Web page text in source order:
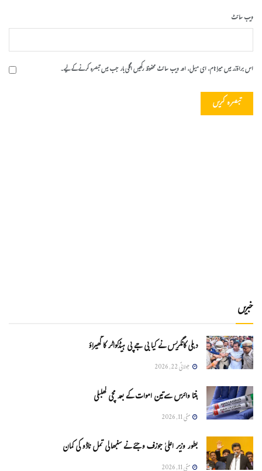
ویب‌ سائٹ
اس براؤزر میں میرا نام، ای میل، اور ویب سائٹ محفوظ رکھیں اگلی بار جب میں تبصرہ کرنے کےلیے۔
خبریں
دہلی کانگریس نے کیا بی جے پی ہیڈکواٹر کا گھیراؤ
جولائی 22, 2026
ہنتا وائرس سےتین اموات کے بعد مچی کھلبلی
مئی 11, 2026
بطور وزیر اعلیٰ جوزف وجئے نے سنبھالی تمل ناڈو کی کمان